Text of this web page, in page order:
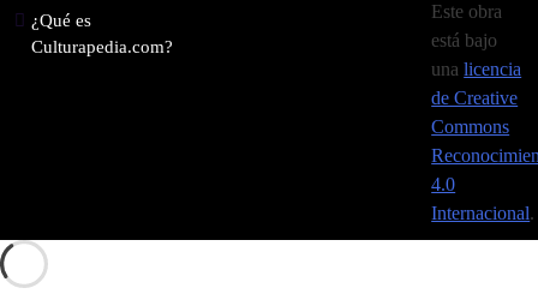
¿Qué es
Culturapedia.com?
Este obra
está bajo
unalicencia
de Creative
Commons
4.0
Internacional.